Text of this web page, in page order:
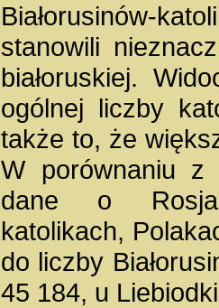
Białorusinów-
stanowili
białoruskiej.
ogólnej liczby
także to, że
W porównaniu z
dane o
katolikach,
do liczby
45 184, u